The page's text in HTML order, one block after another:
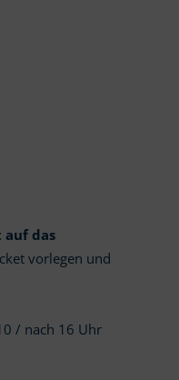
auf das
vorlegen und
/ nach 16 Uhr